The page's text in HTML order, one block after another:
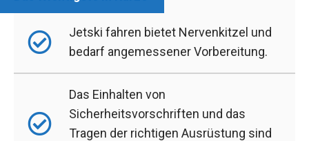
Jetski fahren bietet Nervenkitzel und
bedarf angemessener Vorbereitung.
Das Einhalten von
Sicherheitsvorschriften und das
Tragen der richtigen Ausrüstung sind